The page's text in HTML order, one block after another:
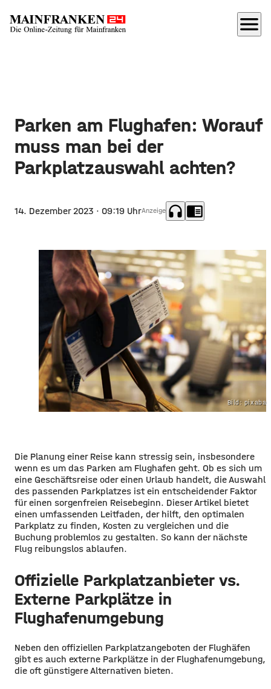
menu
Parken am Flughafen: Worauf
muss man bei der
Parkplatzauswahl achten?
14. Dezember 2023 · 09:19 UhrAnzeige headphones chrome_reader_mode
Bild:
Die Planung einer Reise kann stressig sein, insbesondere
wenn es um das Parken am Flughafen geht. Ob es sich um
eine Geschäftsreise oder einen Urlaub handelt, die Auswahl
des passenden Parkplatzes ist ein entscheidender Faktor
für einen sorgenfreien Reisebeginn. Dieser Artikel bietet
einen umfassenden Leitfaden, der hilft, den optimalen
Parkplatz zu finden, Kosten zu vergleichen und die
Buchung problemlos zu gestalten. So kann der nächste
Flug reibungslos ablaufen.
Offizielle Parkplatzanbieter vs.
Externe Parkplätze in
Flughafenumgebung
Neben den offiziellen Parkplatzangeboten der Flughäfen
gibt es auch externe Parkplätze in der Flughafenumgebung,
die oft günstigere Alternativen bieten.